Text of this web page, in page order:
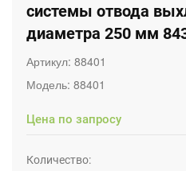
системы отвода
диаметра 250 мм
Артикул: 88401
Модель: 88401
Цена по запросу
Количество: